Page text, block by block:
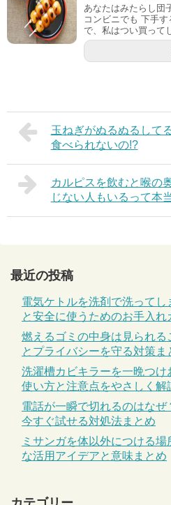
あなたはみたらし団
コンビニでも 下手
で、私はつい買って
玉ねぎがぬるぬるして
食べられないの!?
カルピスを飲むと喉の
じない人もいるって本
最近の投稿
電気ケトルを洗剤で洗って
と安全に使うためのお手入れ
燃えるゴミの中身は見られ
とプライバシーを守る対策ま
洗濯槽カビキラーを一晩つ
使い方と注意点をやさしく解
電話が一瞬で切れるのはな
今すぐ試せる対処法まとめ
ミサンガを体以外につける
な活用アイデアと意味まとめ